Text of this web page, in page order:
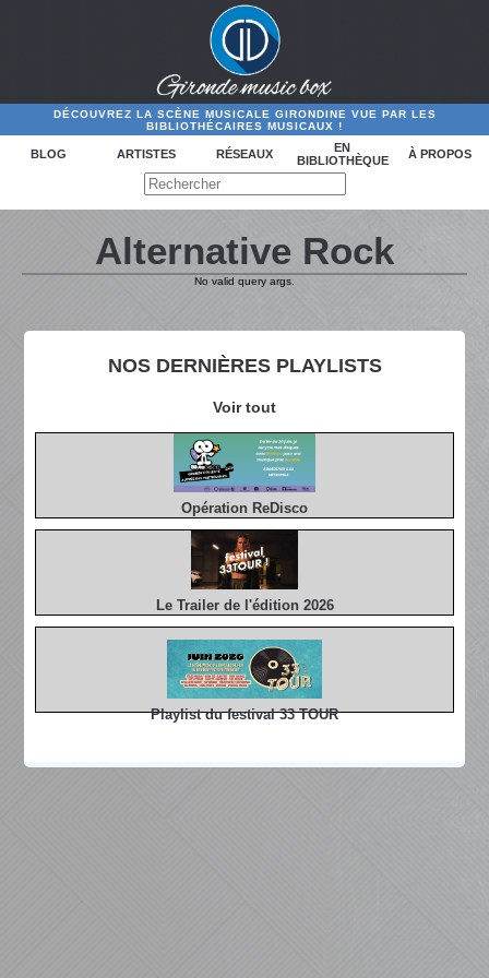
DÉCOUVREZ LA SCÈNE MUSICALE GIRONDINE VUE PAR LES
BIBLIOTHÉCAIRES MUSICAUX !
BLOG ARTISTES RÉSEAUX
EN
BIBLIOTHÈQUE
À PROPOS
NOS DERNIÈRES PLAYLISTS
Voir tout
Opération ReDisco
Le Trailer de l'édition 2026
Playlist du festival 33 TOUR
Alternative Rock
No valid query args.